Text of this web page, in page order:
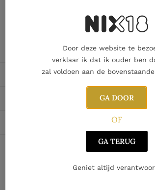
Door deze website te
verklaar ik dat ik ouder ben
zal voldoen aan de
GA DOOR
OF
GA TERUG
Geniet altijd